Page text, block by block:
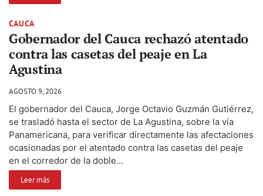
CAUCA
Gobernador del Cauca rechazó atentado
contra las casetas del peaje en La
Agustina
AGOSTO 9, 2026
El gobernador del Cauca, Jorge Octavio Guzmán Gutiérrez,
se trasladó hasta el sector de La Agustina, sobre la vía
Panamericana, para verificar directamente las afectaciones
ocasionadas por el atentado contra las casetas del peaje
en el corredor de la doble...
Leer más